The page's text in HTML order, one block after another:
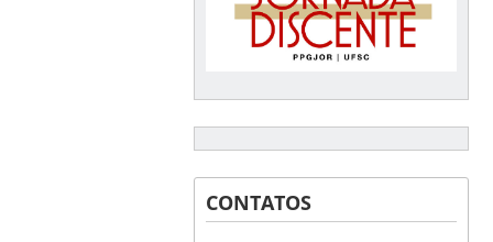
CONTATOS